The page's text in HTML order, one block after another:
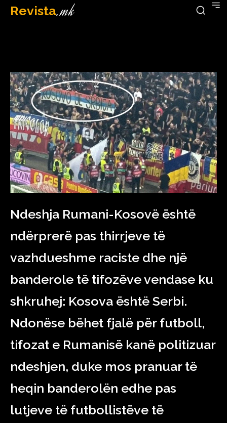
Revista.mk
September 12, 2023
Ndeshja Rumani-Kosovë është
ndërprerë pas thirrjeve të
vazhdueshme raciste dhe një
banderole të tifozëve vendase ku
shkruhej: Kosova është Serbi.
Ndonëse bëhet fjalë për futboll,
tifozat e Rumanisë kanë politizuar
ndeshjen, duke mos pranuar të
heqin banderolën edhe pas
lutjeve të futbollistëve të